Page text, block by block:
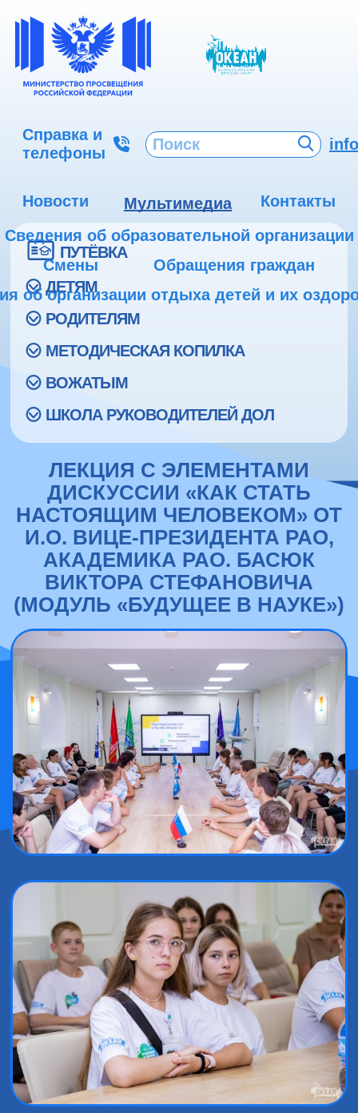
Справка и
телефоны
Новости Мультимедиа
Контакты
Сведения об образовательной организации
Смены
Обращения граждан
об организации отдыха детей и их
ПУТЁВКА
ДЕТЯМ
РОДИТЕЛЯМ
МЕТОДИЧЕСКАЯ КОПИЛКА
ВОЖАТЫМ
ШКОЛА РУКОВОДИТЕЛЕЙ ДОЛ
ЛЕКЦИЯ С ЭЛЕМЕНТАМИ
ДИСКУССИИ «КАК СТАТЬ
НАСТОЯЩИМ ЧЕЛОВЕКОМ» ОТ
И.О. ВИЦЕ-ПРЕЗИДЕНТА РАО,
АКАДЕМИКА РАО. БАСЮК
ВИКТОРА СТЕФАНОВИЧА
(МОДУЛЬ «БУДУЩЕЕ В НАУКЕ»)